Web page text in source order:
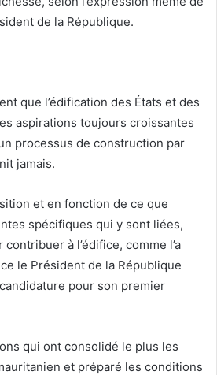
de la République.
que l’édification des États et des
aspirations toujours croissantes
processus de construction par
jamais.
et en fonction de ce que
spécifiques qui y sont liées,
à l’édifice, comme l’a
le Président de la République
pour son premier
qui ont consolidé le plus les
et préparé les conditions